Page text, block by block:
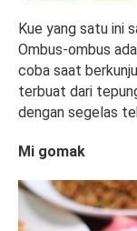
Kue yang satu ini
Ombus-ombus
coba saat
terbuat dari
dengan segelas
Mi gomak